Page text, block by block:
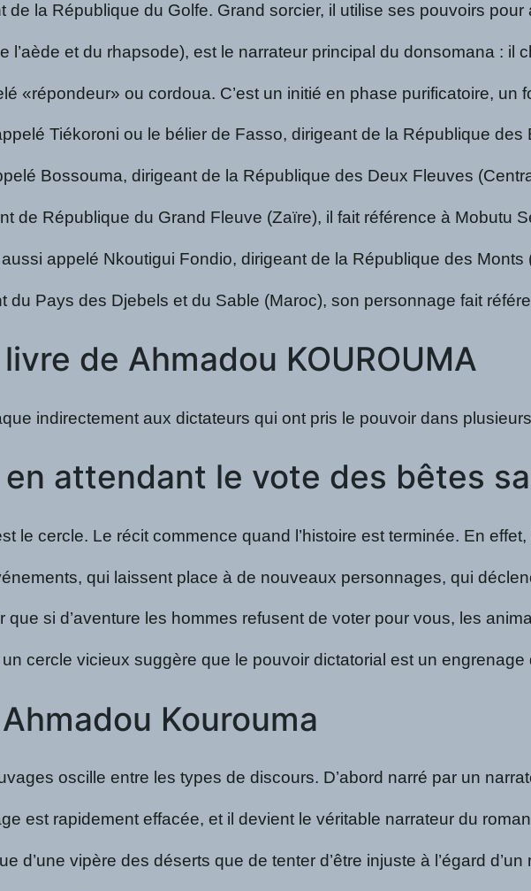
de la République du Golfe. Grand sorcier, il utilise ses pouvoirs
l’aède et du rhapsode), est le narrateur principal du donsomana
«répondeur» ou cordoua. C’est un initié en phase purificatoire,
Tiékoroni ou le bélier de Fasso, dirigeant de la République
Bossouma, dirigeant de la République des Deux Fleuves
de République du Grand Fleuve (Zaïre), il fait référence à Mobutu
appelé Nkoutigui Fondio, dirigeant de la République des
du Pays des Djebels et du Sable (Maroc), son personnage fait
de Ahmadou KOUROUMA
indirectement aux dictateurs qui ont pris le pouvoir dans
attendant le vote des bêtes
le cercle. Le récit commence quand l’histoire est terminée. En
qui laissent place à de nouveaux personnages, qui
si d’aventure les hommes refusent de voter pour vous, les
cercle vicieux suggère que le pouvoir dictatorial est un
Kourouma
oscille entre les types de discours. D’abord narré par un
est rapidement effacée, et il devient le véritable narrateur du
d’une vipère des déserts que de tenter d’être injuste à l’égard